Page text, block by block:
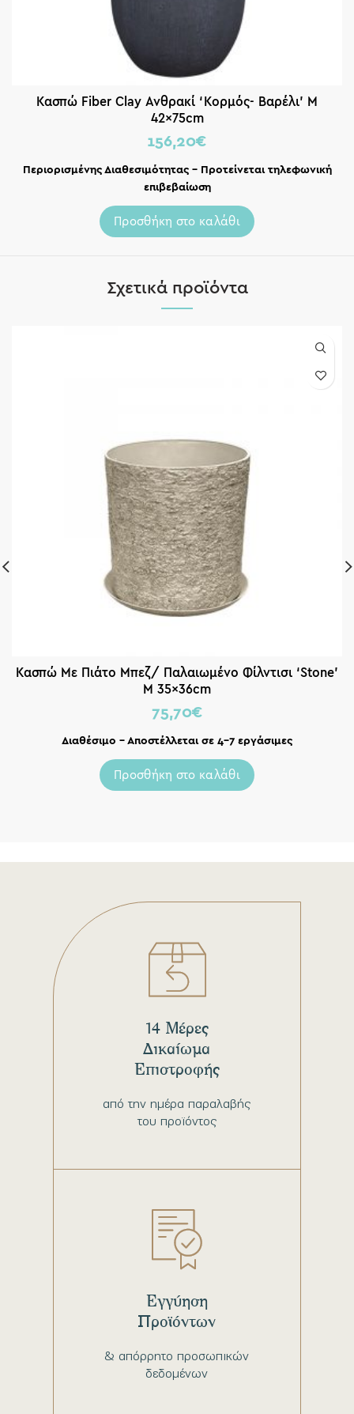
Κασπώ Fiber Clay Ανθρακί ‘Κορμός- Βαρέλι’ M
42x75cm
156,20€
Περιορισμένης Διαθεσιμότητας – Προτείνεται τηλεφωνική
επιβεβαίωση
Προσθήκη στο καλάθι
Σχετικά προϊόντα
Κασπώ Με Πιάτο Μπεζ/ Παλαιωμένο Φίλντισι ‘Stone’
M 35x36cm
75,70€
Διαθέσιμο – Αποστέλλεται σε 4-7 εργάσιμες
Προσθήκη στο καλάθι
από την ημέρα παραλαβής
του προϊόντος
14 Μέρες
Δικαίωμα
Επιστροφής
& απόρρητο προσωπικών
δεδομένων
Εγγύηση
Προϊόντων